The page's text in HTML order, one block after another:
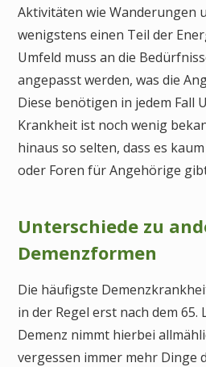
Aktivitäten wie Wanderungen
wenigstens einen Teil der
Umfeld muss an die
angepasst werden, was die
Diese benötigen in jedem Fall
Krankheit ist noch wenig
hinaus so selten, dass es
oder Foren für Angehörige
Unterschiede zu
Demenzformen
Die häufigste
in der Regel erst nach dem 65.
Demenz nimmt hierbei
vergessen immer mehr Dinge